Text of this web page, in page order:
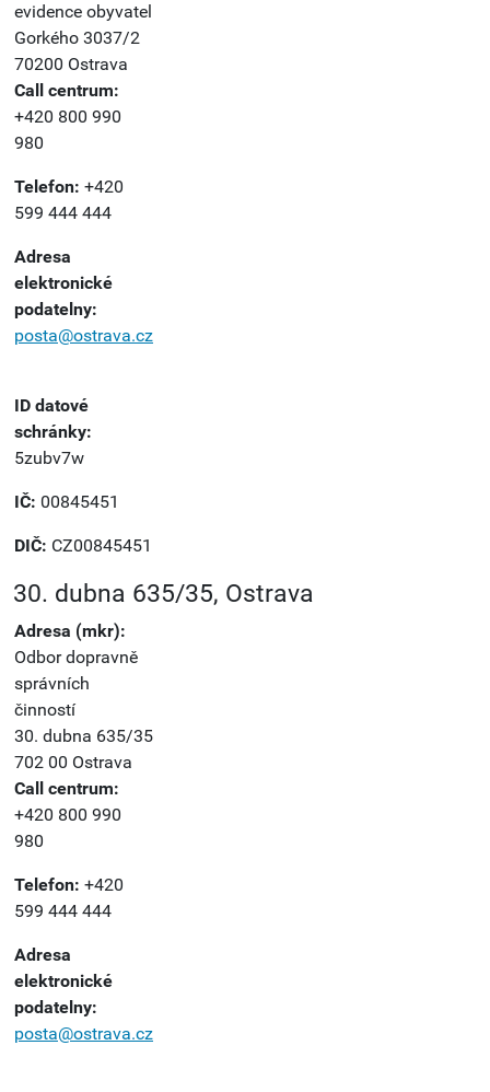
evidence obyvatel
Gorkého 3037/2
70200 Ostrava
Call centrum:
+420 800 990
980
Telefon: +420
599 444 444
Adresa
elektronické
podatelny:
posta@ostrava.cz
ID datové
schránky:
5zubv7w
IČ: 00845451
DIČ: CZ00845451
30. dubna 635/35, Ostrava
Adresa (mkr):
Odbor dopravně
správních
činností
30. dubna 635/35
702 00 Ostrava
Call centrum:
+420 800 990
980
Telefon: +420
599 444 444
Adresa
elektronické
podatelny:
posta@ostrava.cz